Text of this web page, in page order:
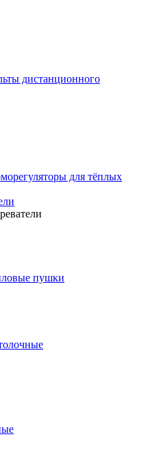
дистанционного
для тёплых
пушки